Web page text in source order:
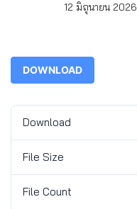
12 มิถุนายน 2026
DOWNLOAD
Download
File Size
File Count